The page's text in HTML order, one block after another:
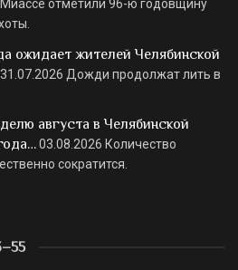
отметили 96-ю годовщину
ожидает жителей Челябинской
31.07.2026 Дожди продолжат лить в
августа в Челябинской
03.08.2026 Количество
сократится.